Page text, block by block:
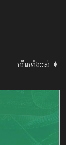
មើលទាំងអស់ ➧